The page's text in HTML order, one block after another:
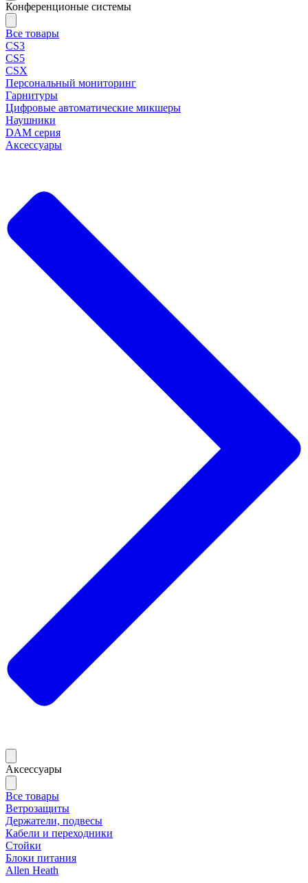
Конференционые системы
Все товары
CS3
CS5
CSX
Персональный мониторинг
Гарнитуры
Цифровые автоматические микшеры
Наушники
DAM серия
Аксессуары
Аксессуары
Все товары
Ветрозащиты
Держатели, подвесы
Кабели и переходники
Стойки
Блоки питания
Allen Heath